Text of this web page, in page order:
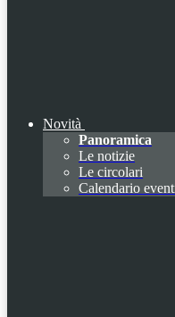
Novità
Panoramica
Le notizie
Le circolari
Calendario